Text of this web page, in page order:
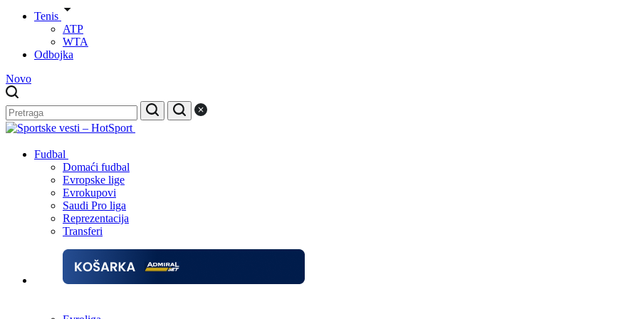
Tenis
ATP
WTA
Odbojka
Novo
Fudbal
Domaći fudbal
Evropske lige
Evrokupovi
Saudi Pro liga
Reprezentacija
Transferi